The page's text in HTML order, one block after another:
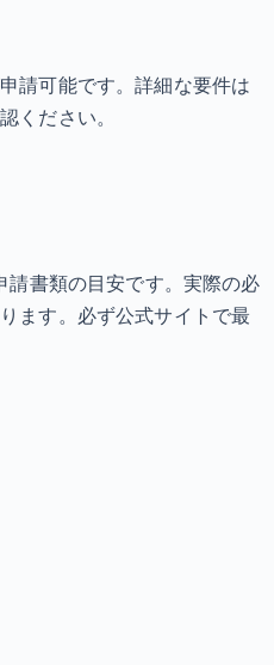
請可能です。詳細な要件は
ください。
請書類の目安です。実際の必
ます。必ず公式サイトで最